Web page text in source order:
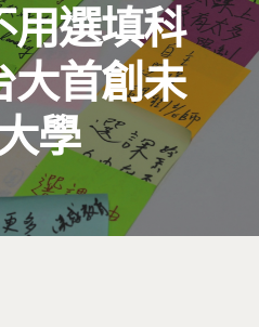
用選填科
大首創未
學